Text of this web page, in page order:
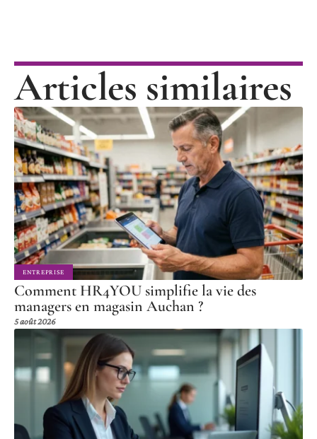
Articles similaires
ENTREPRISE
Comment HR4YOU simplifie la vie des
managers en magasin Auchan ?
5 août 2026